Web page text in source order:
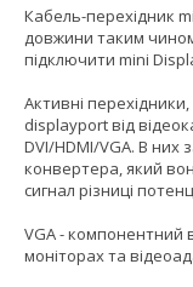
Кабель-перехідник
довжини таким
підключити mini
Активні
displayport від
DVI/HDMI/VGA. В них
конвертера, який
сигнал різниці
VGA - компонентний
моніторах та